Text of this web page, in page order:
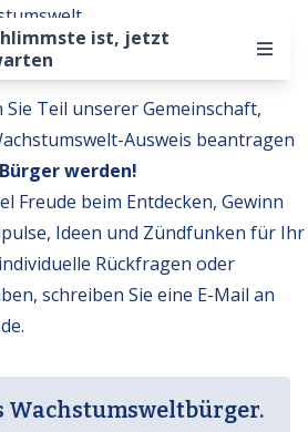
ist, jetzt
Inhalte der Wachstumswelt
Teil unserer Gemeinschaft,
Ausweis beantragen
werden!
Freude beim Entdecken, Gewinn
Ideen und Zündfunken für Ihr
Rückfragen oder
schreiben Sie eine E-Mail an
.
Wachstumsweltbürger.